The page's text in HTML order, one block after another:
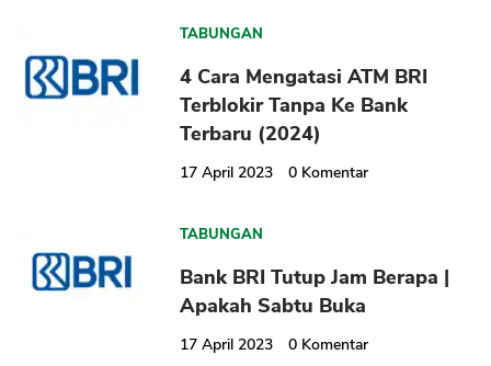
TABUNGAN
4 Cara Mengatasi ATM BRI
Terblokir Tanpa Ke Bank
Terbaru (2024)
17 April 2023 0 Komentar
TABUNGAN
Bank BRI Tutup Jam Berapa |
Apakah Sabtu Buka
17 April 2023 0 Komentar